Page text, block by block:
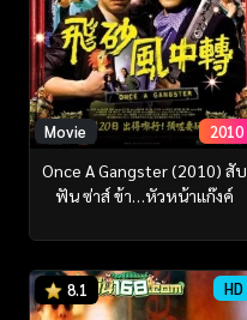
Movie 2010
Once A Gangster (2010) สับ
ฟัน ซ่าส์ ข้า…หัวหน้าแก๊งค์
8.1 HD